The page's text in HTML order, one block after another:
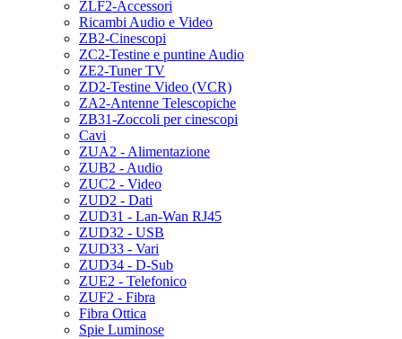
ZLF2-Accessori
Ricambi Audio e Video
ZB2-Cinescopi
ZC2-Testine e puntine Audio
ZE2-Tuner TV
ZD2-Testine Video (VCR)
ZA2-Antenne Telescopiche
ZB31-Zoccoli per cinescopi
Cavi
ZUA2 - Alimentazione
ZUB2 - Audio
ZUC2 - Video
ZUD2 - Dati
ZUD31 - Lan-Wan RJ45
ZUD32 - USB
ZUD33 - Vari
ZUD34 - D-Sub
ZUE2 - Telefonico
ZUF2 - Fibra
Fibra Ottica
Spie Luminose